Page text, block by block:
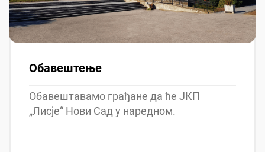
Обавештење
Обавештавамо грађане да ће ЈКП
„Лисје“ Нови Сад у наредном.